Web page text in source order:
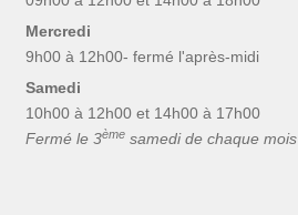
Mercredi
9h00 à 12h00- fermé l'après-midi
Samedi
10h00 à 12h00 et 14h00 à 17h00
Fermé le 3èmesamedi de chaque mois